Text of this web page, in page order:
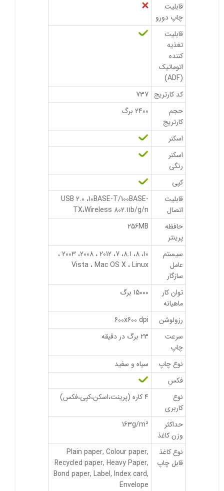
قابلیت
چاپ دورو
قابلیت
تغذیه
کننده
اتوماتیک
(ADF)
کد کارتریج 737
حجم
کارتریج
2400 برگ
اسکنر
اسکنر
رنگی
کپی
قابلیت
اتصال
USB 2.0 ،10BASE-T/100BASE-
TX،Wireless 802.11b/g/n
حافظه
پرینتر
256MB
سیستم
عامل
سازگار
10، 8، 8.1، 7، 2012 ، 2008، 2003 ،
Vista ، Mac OS X ، Linux
توان کار
ماهیانه
15000 برگ
رزولوشن
600x600 dpi
سرعت
چاپ
23 برگ در دقیقه
نوع چاپ
سیاه و سفید
فکس
نوع
کاربری
4 کاره (پرینت،اسکن،کپی،فکس)
حداکثر
وزن کاغذ
163g/m²
نوع کاغذ
قابل چاپ
Plain paper, Colour paper,
Recycled paper, Heavy Paper,
Bond paper, Label, Index card,
Envelope